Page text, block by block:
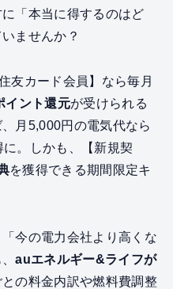
「本当に得するのはど
ませんか？
友カード会員】なら毎月
イント還元が受けられる
月5,000円の電気代なら
に。しかも、【新規契
を獲得できる期間限定キ
今の電力会社より高くな
、auエネルギー&ライフが
の料金内訳や燃料費調整